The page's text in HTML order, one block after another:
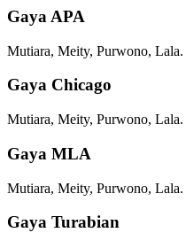
Gaya APA
Mutiara, Meity, Purwono, Lala.
Gaya Chicago
Mutiara, Meity, Purwono, Lala.
Gaya MLA
Mutiara, Meity, Purwono, Lala.
Gaya Turabian